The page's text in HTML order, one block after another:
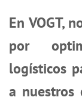
En VOGT,
por
logísticos
a nuestros